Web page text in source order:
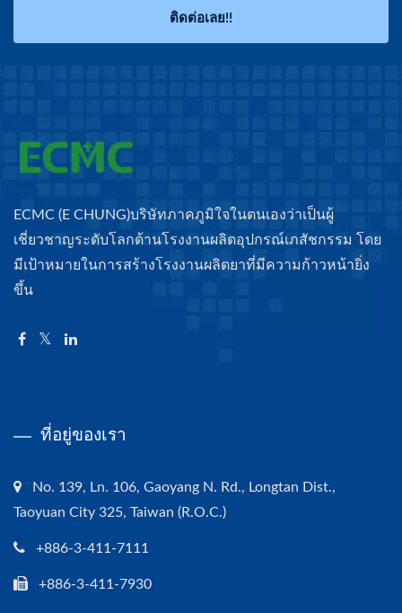
ติดต่อเลย!!
ECMC (E CHUNG)บริษัทภาคภูมิใจในตนเองว่าเป็นผู้
เชี่ยวชาญระดับโลกด้านโรงงานผลิตอุปกรณ์เภสัชกรรม โดย
มีเป้าหมายในการสร้างโรงงานผลิตยาที่มีความก้าวหน้ายิ่ง
ขึ้น
ที่อยู่ของเรา
No. 139, Ln. 106, Gaoyang N. Rd., Longtan Dist.,
Taoyuan City 325, Taiwan (R.O.C.)
+886-3-411-7111
+886-3-411-7930